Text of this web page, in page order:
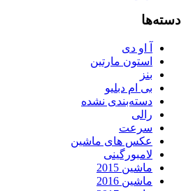
دسته‌ها
آ او دی
استون مارتین
بنز
بی ام دبلیو
دسته‌بندی نشده
رالی
سرعت
عکس های ماشین
لامبورگینی
ماشین 2015
ماشین 2016